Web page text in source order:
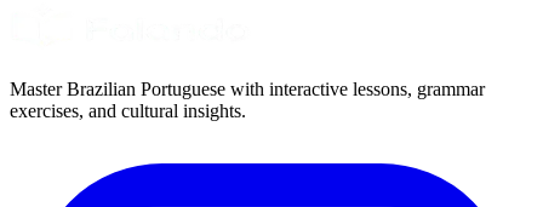
Master Brazilian Portuguese with interactive lessons, grammar
exercises, and cultural insights.